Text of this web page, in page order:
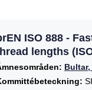
ISO 888 -
lengths